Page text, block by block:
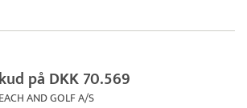
på DKK 70.569
AND GOLF A/S